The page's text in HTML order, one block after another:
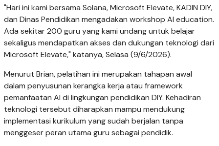
"Hari ini kami bersama Solana, Microsoft Elevate, KADIN DIY,
dan Dinas Pendidikan mengadakan workshop AI education.
Ada sekitar 200 guru yang kami undang untuk belajar
sekaligus mendapatkan akses dan dukungan teknologi dari
Microsoft Elevate," katanya, Selasa (9/6/2026).
Menurut Brian, pelatihan ini merupakan tahapan awal
dalam penyusunan kerangka kerja atau framework
pemanfaatan AI di lingkungan pendidikan DIY. Kehadiran
teknologi tersebut diharapkan mampu mendukung
implementasi kurikulum yang sudah berjalan tanpa
menggeser peran utama guru sebagai pendidik.